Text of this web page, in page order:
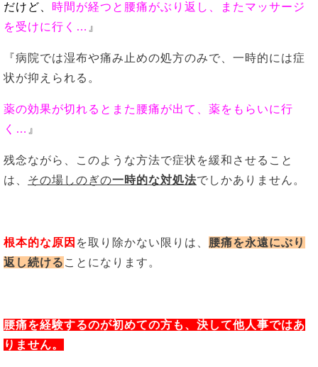
だけど、 時間が経つと腰痛がぶり返し、またマッサージ
を受けに行く… 』
『病院では湿布や痛み止めの処方のみで、一時的には症
状が抑えられる。
薬の効果が切れるとまた腰痛が出て、薬をもらいに行
く… 』
残念ながら、このような方法で症状を緩和させること
は、 その場しのぎの一時的な対処法でしかありません。
根本的な原因 を取り除かない限りは、 腰痛を永遠にぶり
返し続ける ことになります。
腰痛を経験するのが初めての方も、決して他人事ではあ
りません。